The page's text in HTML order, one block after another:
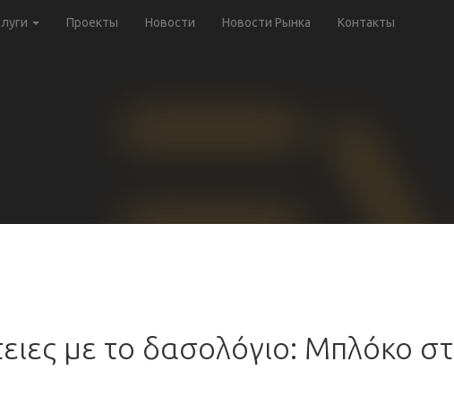
Проекты Новости Новости Рынка Контакты
με το δασολόγιο: Μπλόκο